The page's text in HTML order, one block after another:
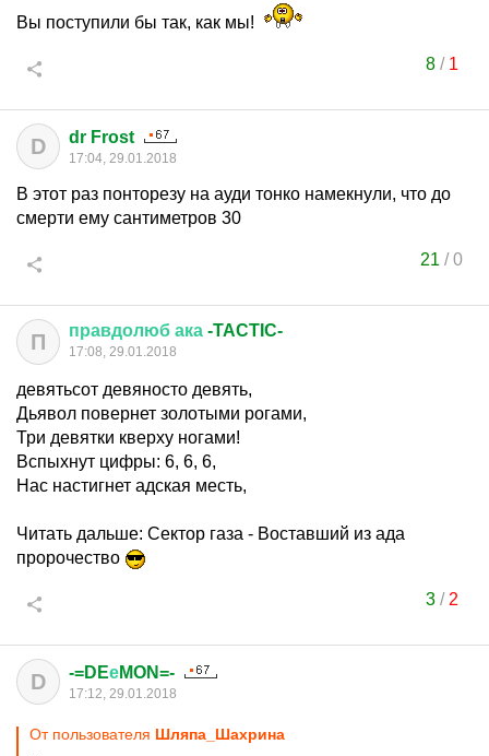
Вы поступили бы так, как мы!
8/ 1
D dr Frost
17:04, 29.01.2018
В этот раз понторезу на ауди тонко намекнули, что до
смерти ему сантиметров 30
21 /0
П правдолюб ака -TACTIC-
17:08, 29.01.2018
девятьсот девяносто девять,
Дьявол повернет золотыми рогами,
Три девятки кверху ногами!
Вспыхнут цифры: 6, 6, 6,
Нас настигнет адская месть,
Читать дальше: Сектор газа - Воставший из ада
пророчество
3/ 2
D -=DEеMON=-
17:12, 29.01.2018
От пользователя Шляпа_Шахрина